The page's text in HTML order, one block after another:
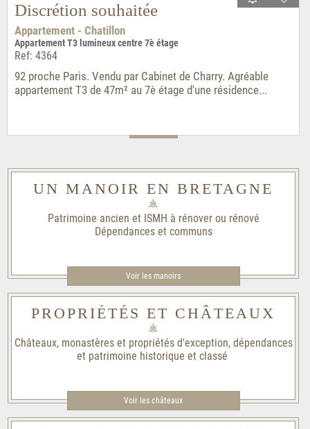
Discrétion souhaitée
Appartement - Chatillon
Appartement T3 lumineux centre 7è étage
Ref: 4364
92 proche Paris. Vendu par Cabinet de Charry. Agréable
appartement T3 de 47m² au 7è étage d'une résidence...
UN MANOIR EN BRETAGNE
Patrimoine ancien et ISMH à rénover ou rénové
Dépendances et communs
Voir les manoirs
PROPRIÉTÉS ET CHÂTEAUX
Châteaux, monastères et propriétés d'exception, dépendances
et patrimoine historique et classé
Voir les châteaux